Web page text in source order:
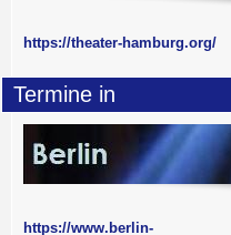
https://theater-hamburg.org/
Termine in
https://www.berlin-